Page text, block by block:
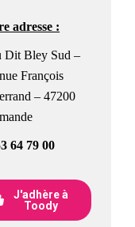
adresse :
Dit Bley Sud –
François
– 47200
64 79 00
J'adhère à
Toody